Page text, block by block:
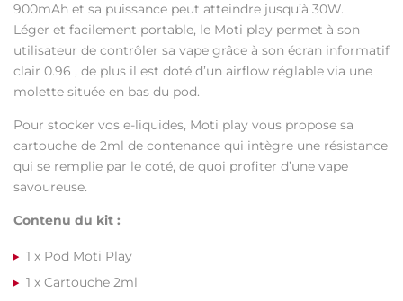
900mAh et sa puissance peut atteindre jusqu’à 30W.
Léger et facilement portable, le Moti play permet à son
utilisateur de contrôler sa vape grâce à son écran informatif
clair 0.96 , de plus il est doté d’un airflow réglable via une
molette située en bas du pod.
Pour stocker vos e-liquides, Moti play vous propose sa
cartouche de 2ml de contenance qui intègre une résistance
qui se remplie par le coté, de quoi profiter d’une vape
savoureuse.
Contenu du kit :
1 x Pod Moti Play
1 x Cartouche 2ml